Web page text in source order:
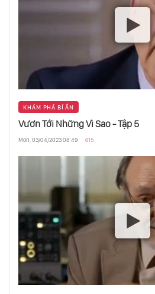
KHÁM PHÁ BÍ ẨN
Vươn Tới Những Vì Sao - Tập 5
Mon, 03/04/2023 08:49 615